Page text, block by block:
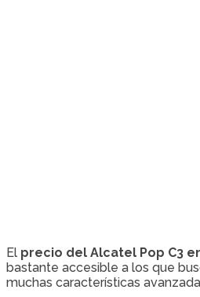
El precio del Alcatel Pop C3
bastante accesible a los que
muchas características